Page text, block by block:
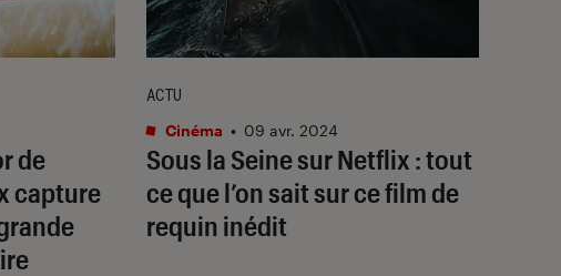
de
capture
Sous la Seinesur Netflix : tout
ce que l’on sait sur ce film de
requin inédit
ACTU
Cinéma • 09 avr. 2024